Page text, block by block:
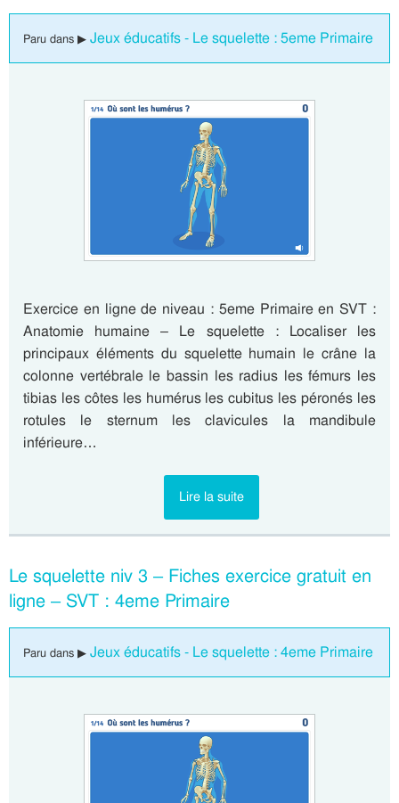
Paru dans ▶ Jeux éducatifs - Le squelette : 5eme Primaire
Exercice en ligne de niveau : 5eme Primaire en SVT :
Anatomie humaine – Le squelette : Localiser les
principaux éléments du squelette humain le crâne la
colonne vertébrale le bassin les radius les fémurs les
tibias les côtes les humérus les cubitus les péronés les
rotules le sternum les clavicules la mandibule
inférieure…
Lire la suite
Le squelette niv 3 – Fiches exercice gratuit en
ligne – SVT : 4eme Primaire
Paru dans ▶ Jeux éducatifs - Le squelette : 4eme Primaire